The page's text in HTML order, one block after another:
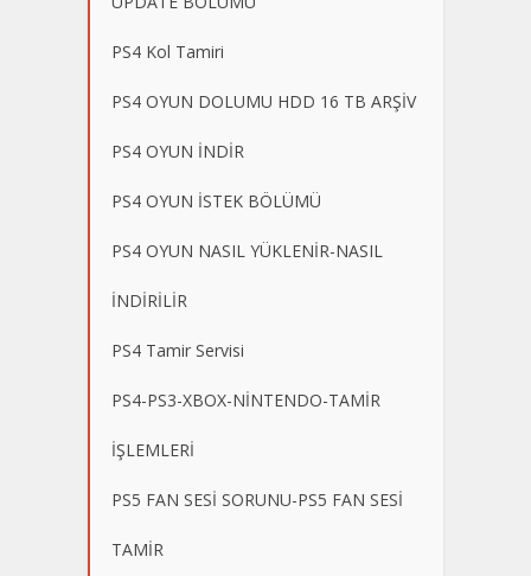
PS4 Kol Tamiri
PS4 OYUN DOLUMU HDD 16 TB ARŞİV
PS4 OYUN İNDİR
PS4 OYUN İSTEK BÖLÜMÜ
PS4 OYUN NASIL YÜKLENİR-NASIL
İNDİRİLİR
PS4 Tamir Servisi
PS4-PS3-XBOX-NİNTENDO-TAMİR
İŞLEMLERİ
PS5 FAN SESİ SORUNU-PS5 FAN SESİ
TAMİR